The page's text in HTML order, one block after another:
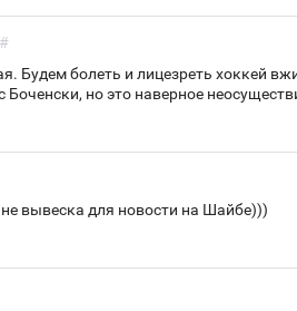
#
Будем болеть и лицезреть хоккей
Боченски, но это наверное
вывеска для новости на Шайбе)))